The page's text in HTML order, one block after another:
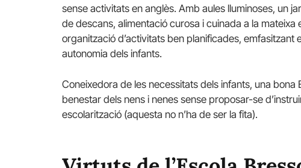
sense activitats en anglès. Amb aules lluminoses, un
de descans, alimentació curosa i cuinada a la
organització d’activitats ben planificades, emfasitzant
autonomia dels infants.
Coneixedora de les necessitats dels infants, una
benestar dels nens i nenes sense proposar-se
escolarització (aquesta no n’ha de ser la fita).